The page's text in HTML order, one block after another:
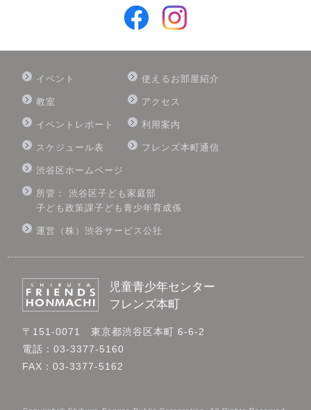
イベント
教室
イベントレポート
スケジュール表
使えるお部屋紹介
アクセス
利用案内
フレンズ本町通信
渋谷区ホームページ
所管： 渋谷区子ども家庭部
子ども政策課子ども青少年育成係
運営（株）渋谷サービス公社
児童青少年センター
フレンズ本町
〒151-0071 東京都渋谷区本町 6-6-2
電話：03-3377-5160
FAX：03-3377-5162